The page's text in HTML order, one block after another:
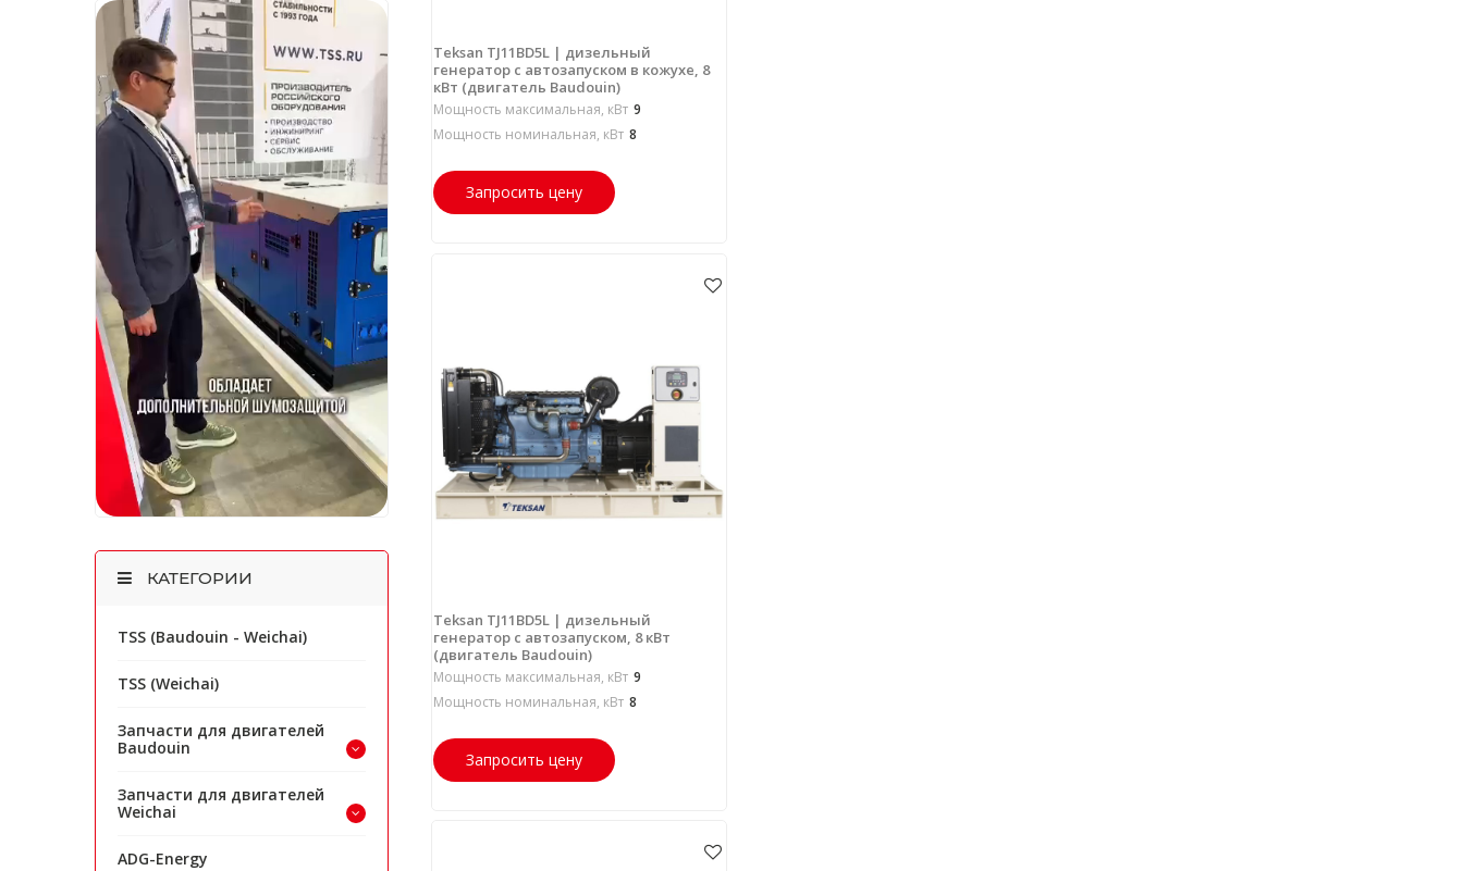
Teksan TJ11BD5L | дизельный
генератор с автозапуском в кожухе, 8
кВт (двигатель Baudouin)
Мощность максимальная, кВт 9
Мощность номинальная, кВт 8
Запросить цену
Teksan TJ11BD5L | дизельный
генератор с автозапуском, 8 кВт
(двигатель Baudouin)
Мощность максимальная, кВт 9
Мощность номинальная, кВт 8
Запросить цену
КАТЕГОРИИ
TSS (Baudouin - Weichai)
TSS (Weichai)
Запчасти для двигателей
Baudouin
Запчасти для двигателей
Weichai
ADG-Energy